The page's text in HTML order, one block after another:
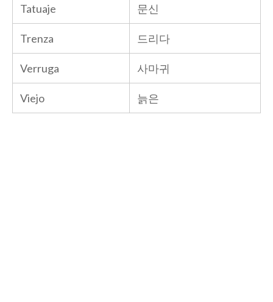
Tatuaje 문신
Trenza 드리다
Verruga 사마귀
Viejo 늙은